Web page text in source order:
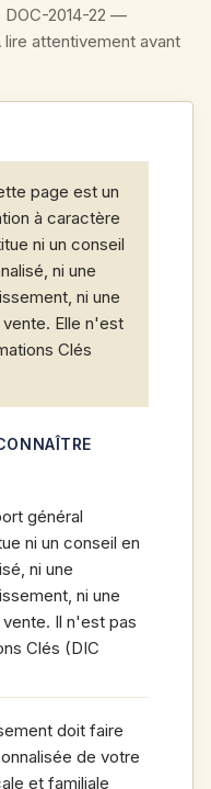
DOC-2014-22 —
attentivement avant
page est un
à caractère
ni un conseil
ni une
ni une
Elle n'est
Clés
général
ni un conseil en
ni une
ni une
Il n'est pas
Clés (DIC
doit faire
de votre
et familiale